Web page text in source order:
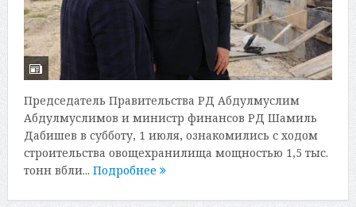
Председатель Правительства РД Абдулмуслим
Абдулмуслимов и министр финансов РД Шамиль
Дабишев в субботу, 1 июля, ознакомились с ходом
строительства овощехранилища мощностью 1,5 тыс.
тонн вбли... Подробнее